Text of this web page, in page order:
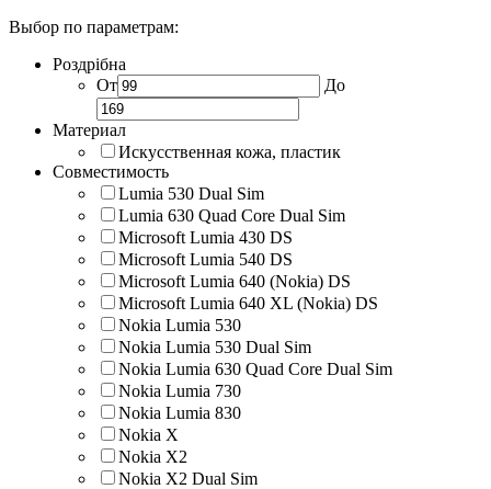
Выбор по параметрам:
Роздрібна
От
До
Материал
Искусственная кожа, пластик
Совместимость
Lumia 530 Dual Sim
Lumia 630 Quad Core Dual Sim
Microsoft Lumia 430 DS
Microsoft Lumia 540 DS
Microsoft Lumia 640 (Nokia) DS
Microsoft Lumia 640 XL (Nokia) DS
Nokia Lumia 530
Nokia Lumia 530 Dual Sim
Nokia Lumia 630 Quad Core Dual Sim
Nokia Lumia 730
Nokia Lumia 830
Nokia X
Nokia X2
Nokia X2 Dual Sim